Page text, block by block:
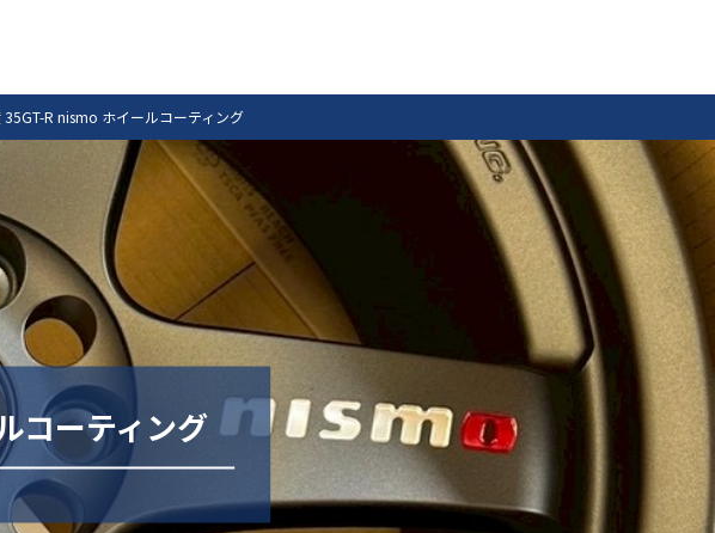
35GT-R nismo ホイールコーティング
コーティング